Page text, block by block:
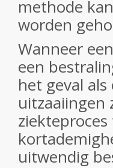
methode
worden
Wanneer
een
het geval
uitzaaiingen
uitwendig